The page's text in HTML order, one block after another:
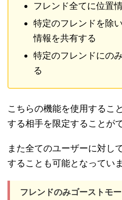
フレンド全てに位置
特定のフレンドを除
情報を共有する
特定のフレンドにの
る
こちらの機能を使用するこ
する相手を限定することが
また全てのユーザーに対し
することも可能となっていま
フレンドのみゴーストモ